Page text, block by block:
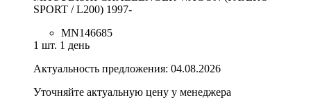
SPORT / L200) 1997-
MN146685
1 шт. 1 день
Актуальность предложения: 04.08.2026
Уточняйте актуальную цену у менеджера